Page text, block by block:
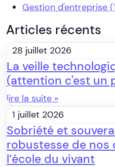
Gestion d'entreprise
Articles récents
28 juillet 2026
La veille
(attention c'est un
lire la suite »
1 juillet 2026
Sobriété et
robustesse de nos
l’école du vivant